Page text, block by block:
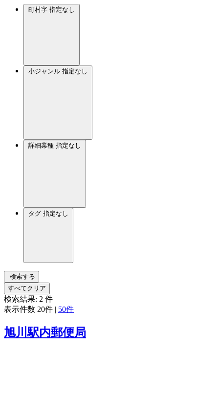
町村字 指定なし
小ジャンル 指定なし
詳細業種 指定なし
タグ 指定なし
検索する
すべてクリア
検索結果: 2 件
表示件数 20件 | 50件
旭川駅内郵便局